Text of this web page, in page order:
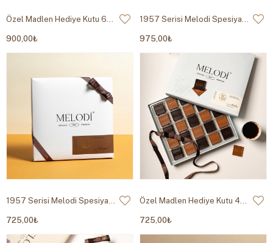
Özel Madlen Hediye Kutu 600g
900,00₺
1957 Serisi Melodi Spesiyal Çikolata 530g
975,00₺
1957 Serisi Melodi Spesiyal Çikolata 355g
725,00₺
Özel Madlen Hediye Kutu 450g
725,00₺